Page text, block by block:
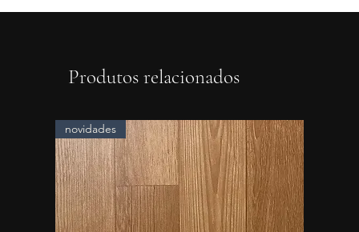
Produtos relacionados
novidades